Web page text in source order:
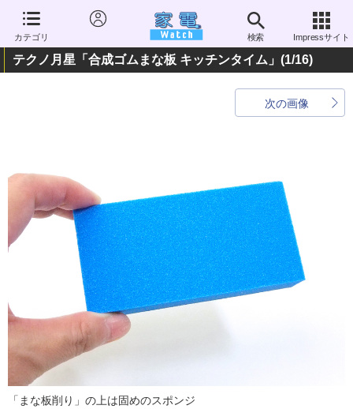
カテゴリ 検索 Impressサイト
テクノ月星「合成ゴムまな板 キッチンタイム」 (1/16)
次の画像
「まな板削り」の上は固めのスポンジ